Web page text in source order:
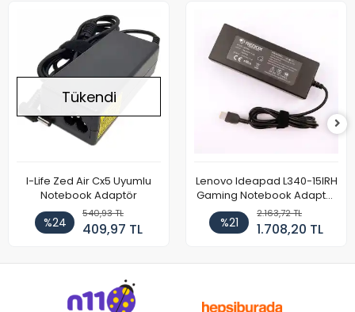
Tükendi
I-Life Zed Air Cx5 Uyumlu
Notebook Adaptör
%24
540,93 TL
409,97 TL
Lenovo Ideapad L340-15IRH
Gaming Notebook Adaptör
Cihazı Şarj Aleti (150W)
%21
2.163,72 TL
1.708,20 TL